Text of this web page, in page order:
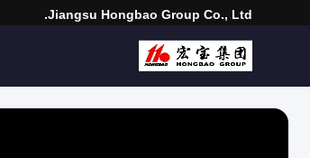
Jiangsu Hongbao Group Co., Ltd.